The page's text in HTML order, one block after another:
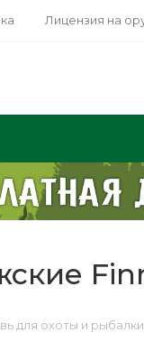
Лицензия на
для охоты и рыбалки